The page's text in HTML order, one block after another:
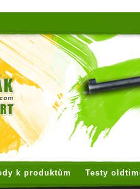
k produktům Testy